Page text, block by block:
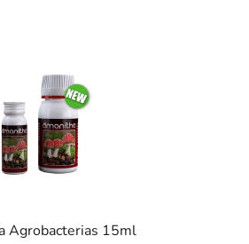
Agrobacterias 15ml